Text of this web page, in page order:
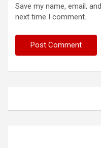
Save my name, email,
next time I comment.